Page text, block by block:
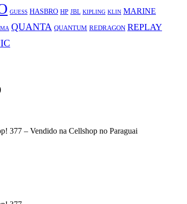
GUESS HASBRO HP JBL KIPLING KLIN MARINE
QUANTA QUANTUM REDRAGON REPLAY
377 – Vendido na Cellshop no Paraguai